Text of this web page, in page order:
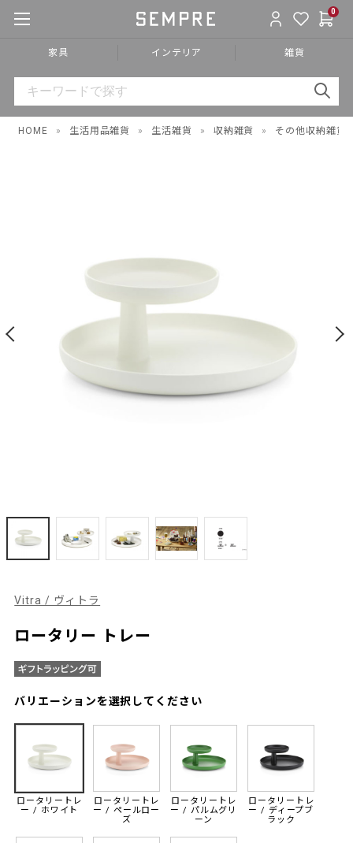
0
家具 インテリア 雑貨
HOME » 生活用品雑貨 » 生活雑貨 » 収納雑貨 » その他収納雑貨
Vitra / ヴィトラ
ロータリー トレー
バリエーションを選択してください
ロータリートレ
ー / ホワイト
ロータリートレ
ー / ペールロー
ズ
ロータリートレ
ー / パルムグリ
ーン
ロータリートレ
ー / ディープブ
ラック